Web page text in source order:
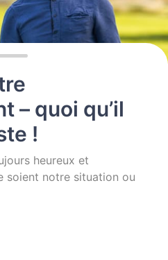
– quoi qu’il
!
heureux et
soient notre situation ou